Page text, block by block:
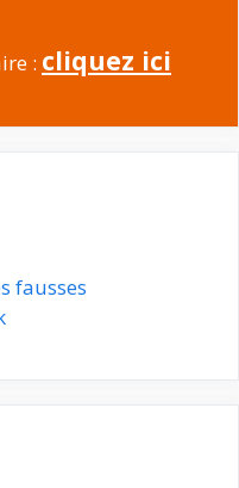
: cliquez ici
fausses